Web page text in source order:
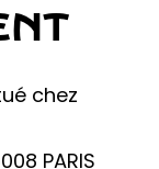
chez
PARIS